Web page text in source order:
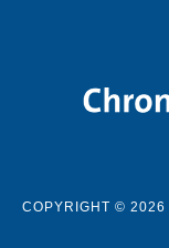
COPYRIGHT © 2026